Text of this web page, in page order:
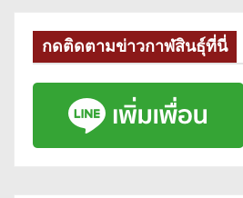
กดติดตามข่าวกาฬสินธุ์ที่นี่